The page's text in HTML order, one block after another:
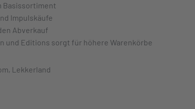
Basissortiment
Impulskäufe
Abverkauf
und Editions sorgt für höhere Warenkörbe
Lekkerland